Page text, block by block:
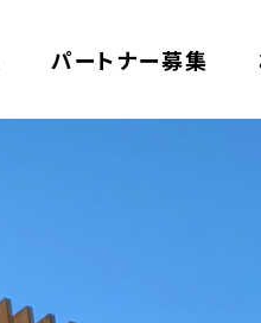
パートナー募集